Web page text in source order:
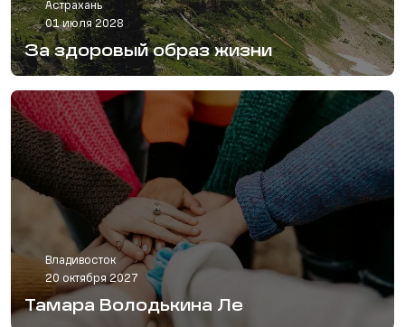
Астрахань
01 июля 2028
За здоровый образ жизни
Владивосток
20 октября 2027
Тамара Володькина Ле